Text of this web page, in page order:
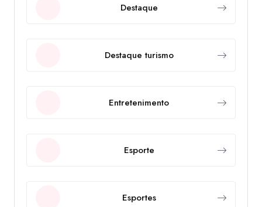
Destaque
Destaque turismo
Entretenimento
Esporte
Esportes